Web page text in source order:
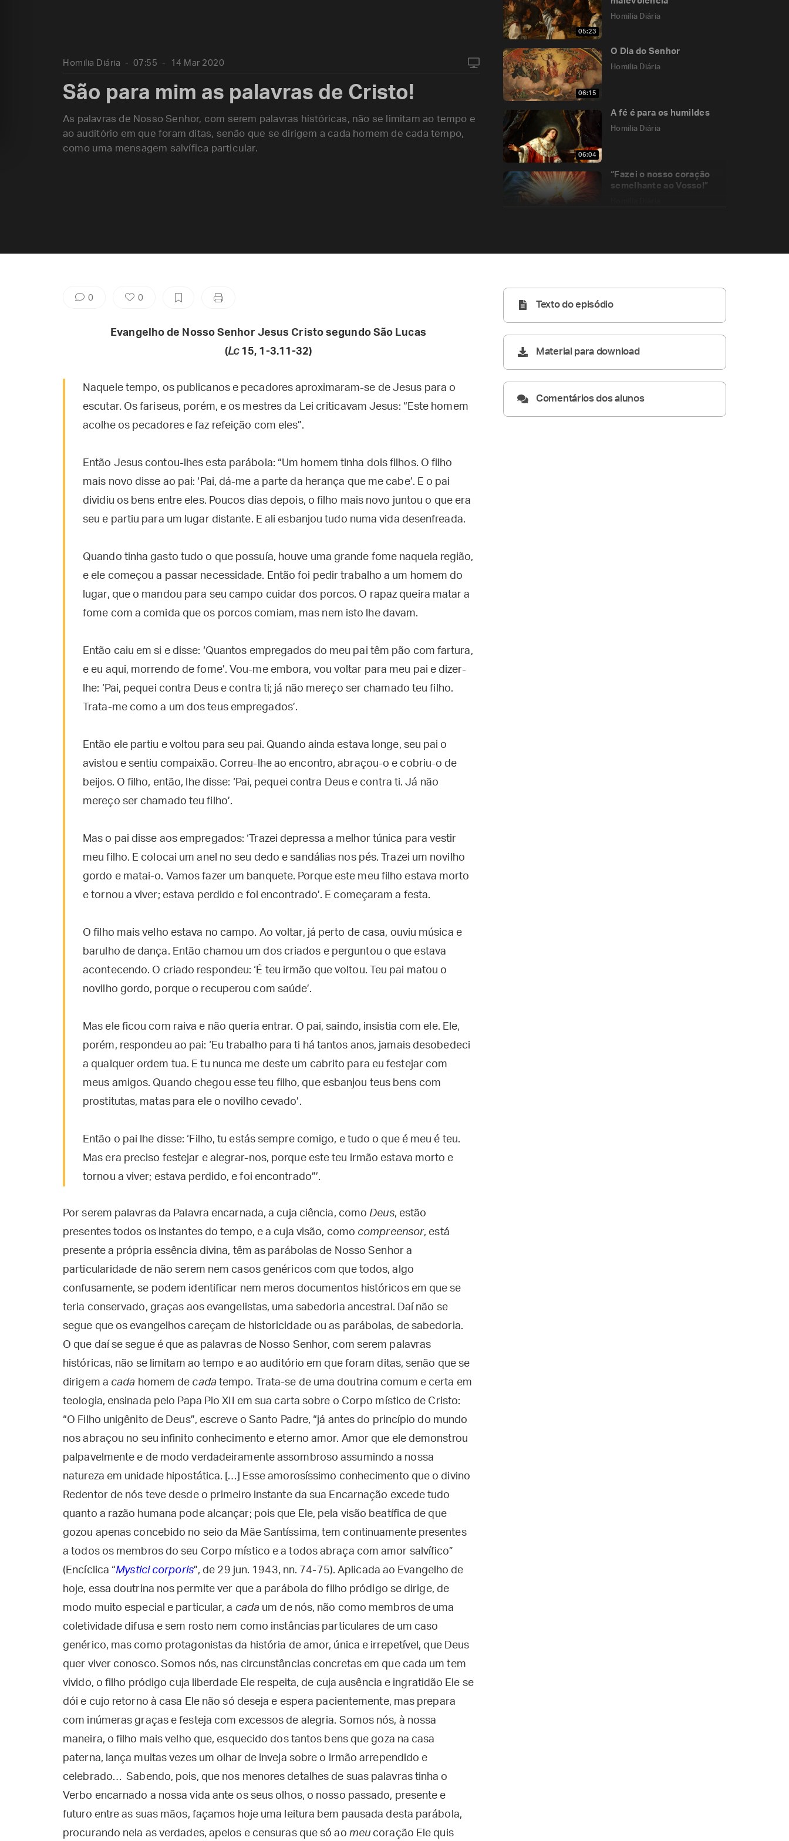
05:23
Homilia Diária
06:15
O Dia do Senhor
Homilia Diária
06:04
A fé é para os humildes
Homilia Diária
“Fazei o nosso coração
semelhante ao Vosso!”
Homilia Diária 07:55 14 Mar 2020
São para mim as palavras de Cristo!
As palavras de Nosso Senhor, com serem palavras históricas, não se limitam ao tempo e
ao auditório em que foram ditas, senão que se dirigem a cada homem de cada tempo,
como uma mensagem salvífica particular.
0 0
Evangelho de Nosso Senhor Jesus Cristo segundo São Lucas
(Lc15, 1-3.11-32)
Naquele tempo, os publicanos e pecadores aproximaram-se de Jesus para o
escutar. Os fariseus, porém, e os mestres da Lei criticavam Jesus: “Este homem
acolhe os pecadores e faz refeição com eles”.
Então Jesus contou-lhes esta parábola: “Um homem tinha dois filhos. O filho
mais novo disse ao pai: ‘Pai, dá-me a parte da herança que me cabe’. E o pai
dividiu os bens entre eles. Poucos dias depois, o filho mais novo juntou o que era
seu e partiu para um lugar distante. E ali esbanjou tudo numa vida desenfreada.
Quando tinha gasto tudo o que possuía, houve uma grande fome naquela região,
e ele começou a passar necessidade. Então foi pedir trabalho a um homem do
lugar, que o mandou para seu campo cuidar dos porcos. O rapaz queira matar a
fome com a comida que os porcos comiam, mas nem isto lhe davam.
Então caiu em si e disse: ‘Quantos empregados do meu pai têm pão com fartura,
e eu aqui, morrendo de fome’. Vou-me embora, vou voltar para meu pai e dizer-
lhe: ‘Pai, pequei contra Deus e contra ti; já não mereço ser chamado teu filho.
Trata-me como a um dos teus empregados’.
Então ele partiu e voltou para seu pai. Quando ainda estava longe, seu pai o
avistou e sentiu compaixão. Correu-lhe ao encontro, abraçou-o e cobriu-o de
beijos. O filho, então, lhe disse: ‘Pai, pequei contra Deus e contra ti. Já não
mereço ser chamado teu filho’.
Mas o pai disse aos empregados: ‘Trazei depressa a melhor túnica para vestir
meu filho. E colocai um anel no seu dedo e sandálias nos pés. Trazei um novilho
gordo e matai-o. Vamos fazer um banquete. Porque este meu filho estava morto
e tornou a viver; estava perdido e foi encontrado’. E começaram a festa.
O filho mais velho estava no campo. Ao voltar, já perto de casa, ouviu música e
barulho de dança. Então chamou um dos criados e perguntou o que estava
acontecendo. O criado respondeu: ‘É teu irmão que voltou. Teu pai matou o
novilho gordo, porque o recuperou com saúde’.
Mas ele ficou com raiva e não queria entrar. O pai, saindo, insistia com ele. Ele,
porém, respondeu ao pai: ‘Eu trabalho para ti há tantos anos, jamais desobedeci
a qualquer ordem tua. E tu nunca me deste um cabrito para eu festejar com
meus amigos. Quando chegou esse teu filho, que esbanjou teus bens com
prostitutas, matas para ele o novilho cevado’.
Então o pai lhe disse: ‘Filho, tu estás sempre comigo, e tudo o que é meu é teu.
Mas era preciso festejar e alegrar-nos, porque este teu irmão estava morto e
tornou a viver; estava perdido, e foi encontrado”’.
Por serem palavras da Palavra encarnada, a cuja ciência, comoDeus, estão
presentes todos os instantes do tempo, e a cuja visão, como compreensor, está
presente a própria essência divina, têm as parábolas de Nosso Senhor a
particularidade de não serem nem casos genéricos com que todos, algo
confusamente, se podem identificar nem meros documentos históricos em que se
teria conservado, graças aos evangelistas, uma sabedoria ancestral. Daí não se
segue que os evangelhos careçam de historicidade ou as parábolas, de sabedoria.
O que daí se segue é que as palavras de Nosso Senhor, com serem palavras
históricas, não se limitam ao tempo e ao auditório em que foram ditas, senão que se
dirigem a cada homem de cadatempo. Trata-se de uma doutrina comum e certa em
teologia, ensinada pelo Papa Pio XII em sua carta sobre o Corpo místico de Cristo:
“O Filho unigênito de Deus”, escreve o Santo Padre, “já antes do princípio do mundo
nos abraçou no seu infinito conhecimento e eterno amor. Amor que ele demonstrou
palpavelmente e de modo verdadeiramente assombroso assumindo a nossa
natureza em unidade hipostática. […] Esse amorosíssimo conhecimento que o divino
Redentor de nós teve desde o primeiro instante da sua Encarnação excede tudo
quanto a razão humana pode alcançar; pois que Ele, pela visão beatífica de que
gozou apenas concebido no seio da Mãe Santíssima, tem continuamente presentes
a todos os membros do seu Corpo místico e a todos abraça com amor salvífico”
(Encíclica “Mystici corporis”, de 29 jun. 1943, nn. 74-75). Aplicada ao Evangelho de
hoje, essa doutrina nos permite ver que a parábola do filho pródigo se dirige, de
modo muito especial e particular, a cada um de nós, não como membros de uma
coletividade difusa e sem rosto nem como instâncias particulares de um caso
genérico, mas como protagonistas da história de amor, única e irrepetível, que Deus
quer viver conosco. Somos nós, nas circunstâncias concretas em que cada um tem
vivido, o filho pródigo cuja liberdade Ele respeita, de cuja ausência e ingratidão Ele se
dói e cujo retorno à casa Ele não só deseja e espera pacientemente, mas prepara
com inúmeras graças e festeja com excessos de alegria. Somos nós, à nossa
maneira, o filho mais velho que, esquecido dos tantos bens que goza na casa
paterna, lança muitas vezes um olhar de inveja sobre o irmão arrependido e
celebrado… Sabendo, pois, que nos menores detalhes de suas palavras tinha o
Verbo encarnado a nossa vida ante os seus olhos, o nosso passado, presente e
futuro entre as suas mãos, façamos hoje uma leitura bem pausada desta parábola,
procurando nela as verdades, apelos e censuras que só ao meu coração Ele quis
Texto do episódio
Material para download
Comentários dos alunos